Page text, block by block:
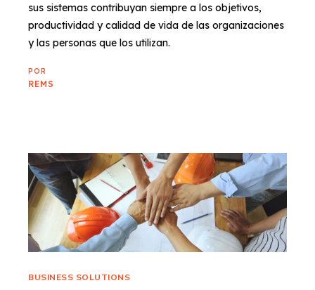
sus sistemas contribuyan siempre a los objetivos,
productividad y calidad de vida de las organizaciones
y las personas que los utilizan.
POR
REMS
BUSINESS SOLUTIONS